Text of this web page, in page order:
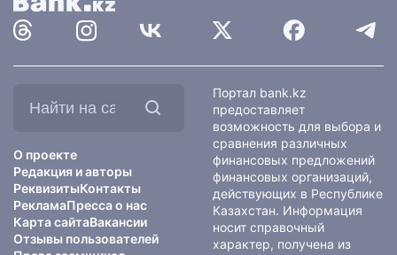
О проекте
Редакция и авторы
РеквизитыКонтакты
РекламаПресса о нас
Карта сайтаВакансии
Отзывы пользователей
Портал bank.kz
предоставляет
возможность для выбора и
сравнения различных
финансовых предложений
финансовых организаций,
действующих в Республике
Казахстан. Информация
носит справочный
характер, получена из